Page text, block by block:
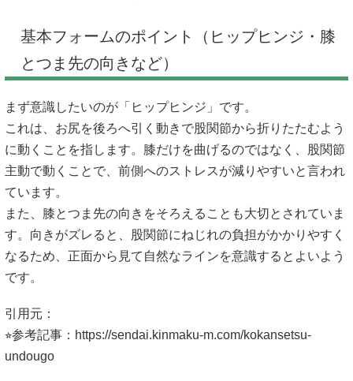
基本フォームのポイント（ヒップヒンジ・膝
とつま先の向きなど）
まず意識したいのが「ヒップヒンジ」です。
これは、お尻を後ろへ引く動きで股関節から折りたたむよう
に動くことを指します。膝だけを曲げるのではなく、股関節
主動で動くことで、前側へのストレスが減りやすいと言われ
ています。
また、膝とつま先の向きをそろえることも大切とされていま
す。向きがズレると、股関節にねじれの負担がかかりやすく
なるため、正面から見て自然なラインを意識するとよいよう
です。
引用元：
⭐︎参考記事： https://sendai.kinmaku-m.com/kokansetsu-
undougo